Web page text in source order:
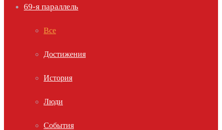
69-я параллель
Все
Достижения
История
Люди
События